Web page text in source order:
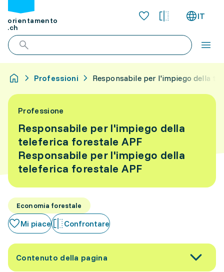
orientamento
.ch
IT
Professioni Responsabile per l'impiego della
Professione
Responsabile per l'impiego della
teleferica forestale APF
Responsabile per l'impiego della
teleferica forestale APF
Economia forestale
Mi piace Confrontare
Contenuto della pagina